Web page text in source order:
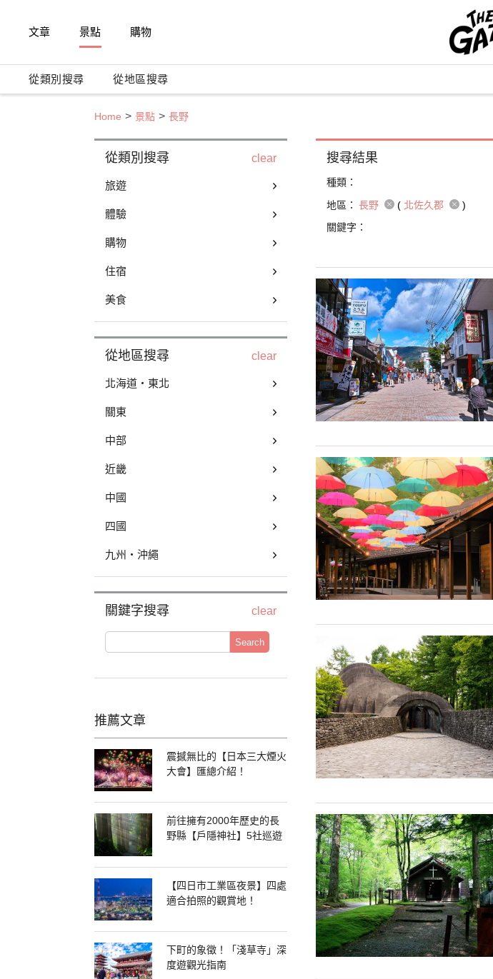
文章 景點 購物
從類別搜尋 從地區搜尋
Home 景點 長野
從類別搜尋 clear
旅遊
體驗
購物
住宿
美食
從地區搜尋 clear
北海道・東北
關東
中部
近畿
中國
四國
九州・沖繩
關鍵字搜尋 clear
Search
推薦文章
震撼無比的【日本三大煙火
大會】匯總介紹！
前往擁有2000年歷史的長
野縣【戶隱神社】5社巡遊
【四日市工業區夜景】四處
適合拍照的觀賞地！
下町的象徵！「淺草寺」深
度遊觀光指南
搜尋結果
種類：
地區： 長野 ( 北佐久郡
)
關鍵字：